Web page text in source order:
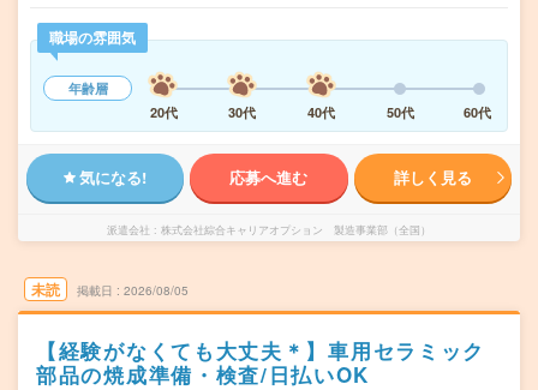
職場の雰囲気
年齢層
20代
30代 40代 50代 60代
気になる! 応募へ進む 詳しく見る
派遣会社 株式会社綜合キャリアオプション 製造事業部（全国）
未読 掲載日 2026/08/05
【経験がなくても大丈夫＊】車用セラミック
部品の焼成準備・検査/日払いOK